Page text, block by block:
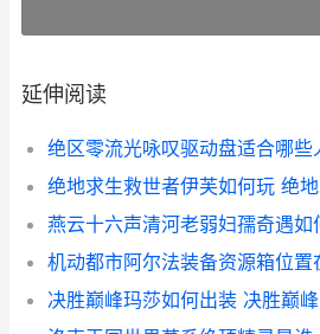
延伸阅读
绝区零流光咏叹驱动盘适合哪些
绝地求生救世者伊芙如何玩 绝
决胜巅峰玛莎如何出装 决胜巅